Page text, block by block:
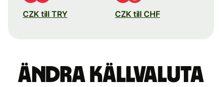
CZK till TRY CZK till CHF
Ändra källvaluta